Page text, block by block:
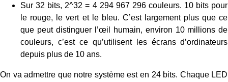
Sur 32 bits, 2^32 = 4 294 967 296 couleurs. 10 bits pour
le rouge, le vert et le bleu. C’est largement plus que ce
que peut distinguer l’œil humain, environ 10 millions de
couleurs, c’est ce qu’utilisent les écrans d’ordinateurs
depuis plus de 10 ans.
On va admettre que notre système est en 24 bits. Chaque LED